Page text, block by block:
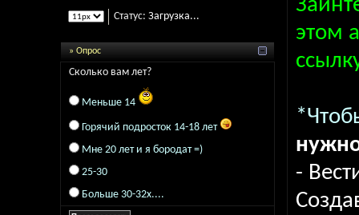
Статус: Загрузка...
» Опрос
Сколько вам лет?
Меньше 14
Горячий подросток 14-18 лет
Мне 20 лет и я бородат =)
25-30
Больше 30-32х....
этом
-